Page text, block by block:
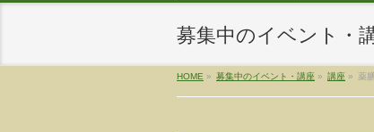
募集中のイベント・
HOME » 募集中のイベント・講座 » 講座 » 薬